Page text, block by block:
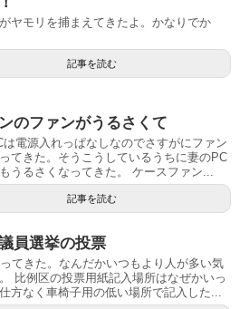
ヤモリを捕まえてきたよ。かなりでか
記事を読む
のファンがうるさくて
は電源入れっぱなしなのでさすがにファン
てきた。そうこうしているうちに妻のPC
うるさくなってきた。 ケースファン...
記事を読む
員選挙の投票
てきた。なんだかいつもより人が多い気
比例区の投票用紙記入場所はなぜかいっ
方なく車椅子用の低い場所で記入した...